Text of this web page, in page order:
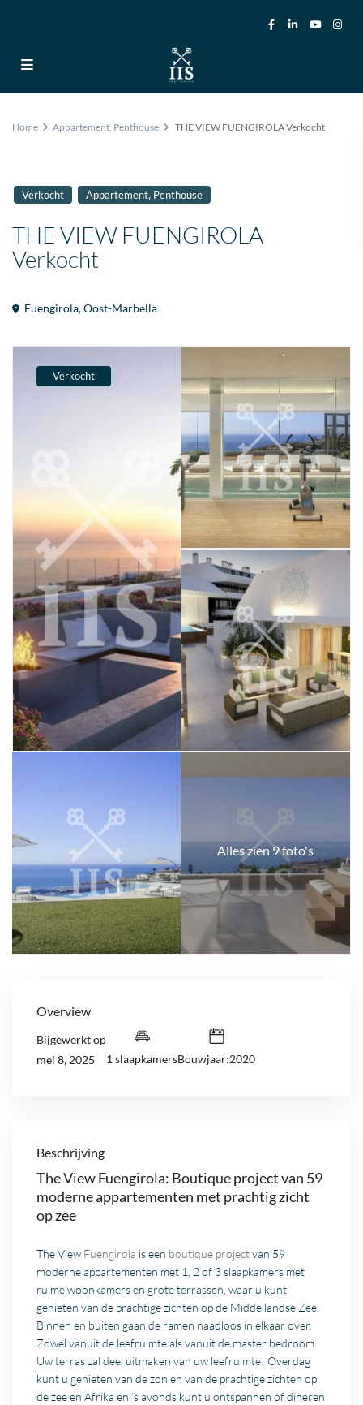
Home Appartement, Penthouse THE VIEW FUENGIROLA Verkocht
Verkocht Appartement, Penthouse
THE VIEW FUENGIROLA
Verkocht
Fuengirola,Oost-Marbella
Verkocht
Alles zien 9 foto's
Overview
Bijgewerkt op
mei 8, 2025
1 slaapkamersBouwjaar:2020
Beschrijving
The View Fuengirola: Boutique project van 59
moderne appartementen met prachtig zicht
op zee
The View Fuengirola is een boutique projectvan 59
moderne appartementen met 1, 2 of 3 slaapkamers met
ruime woonkamers en grote terrassen, waar u kunt
genieten van de prachtige zichten op de Middellandse Zee.
Binnen en buiten gaan de ramen naadloos in elkaar over.
Zowel vanuit de leefruimte als vanuit de master bedroom.
Uw terras zal deel uitmaken van uw leefruimte! Overdag
kunt u genieten van de zon en van de prachtige zichten op
de zee en Afrika en ’s avonds kunt u ontspannen of dineren